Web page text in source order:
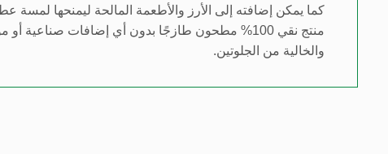
كما يمكن إضافته إلى الأرز والأطعمة المالحة ليمنحها لمسة
منتج نقي 100% مطحون طازجًا بدون أي إضافات
والخالية من الجلوتين.